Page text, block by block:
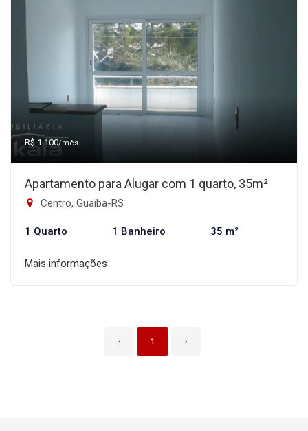
R$ 1.100/mês
Apartamento para Alugar com 1 quarto, 35m²
Centro, Guaíba-RS
1 Quarto 1 Banheiro 35 m²
Mais informações
‹ 1 ›